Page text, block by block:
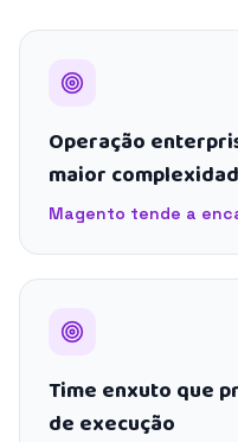
Operação
maior
Magento tende a
Time enxuto que
de execução